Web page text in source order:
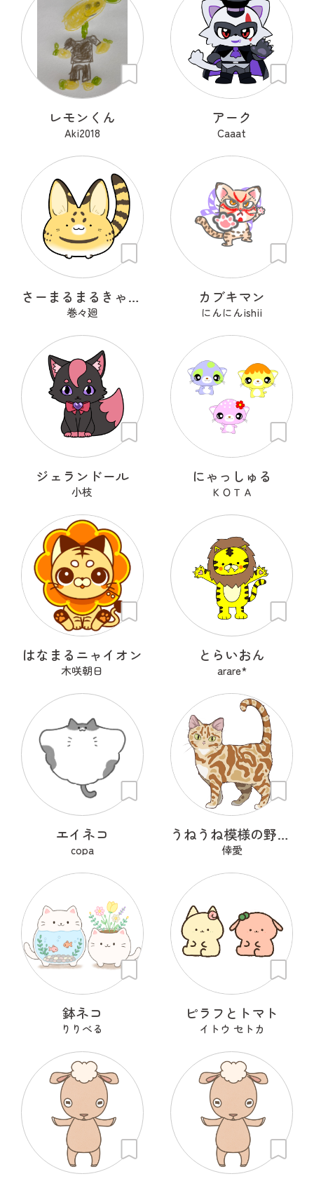
レモンくん
Aki2018
アーク
Caaat
さーまるまるきゃっと
巻々廻
カブキマン
にんにんishii
ジェランドール
小枝
にゃっしゅる
ＫＯＴＡ
はなまるニャイオン
木咲朝日
とらいおん
arare*
エイネコ
copa
うねうね模様の野良猫
倖愛
鉢ネコ
りりべる
ピラフとトマト
イトウ セトカ